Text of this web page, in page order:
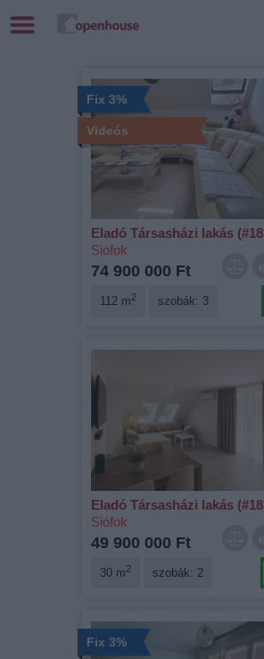
Fix 3%
Videós
Eladó Társasházi lakás
Siófok
74 900 000 Ft
112 m2 szobák: 3
Eladó Társasházi lakás
Siófok
49 900 000 Ft
30 m2 szobák: 2
Fix 3%